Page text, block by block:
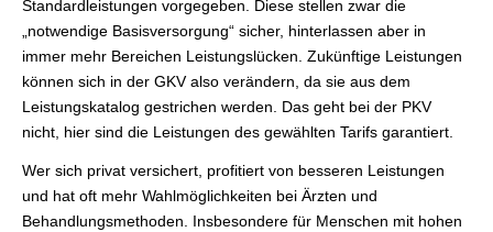
Standardleistungen vorgegeben. Diese stellen zwar die
„notwendige Basisversorgung“ sicher, hinterlassen aber in
immer mehr Bereichen Leistungslücken. Zukünftige Leistungen
können sich in der GKV also verändern, da sie aus dem
Leistungskatalog gestrichen werden. Das geht bei der PKV
nicht, hier sind die Leistungen des gewählten Tarifs garantiert.
Wer sich privat versichert, profitiert von besseren Leistungen
und hat oft mehr Wahlmöglichkeiten bei Ärzten und
Behandlungsmethoden. Insbesondere für Menschen mit hohen